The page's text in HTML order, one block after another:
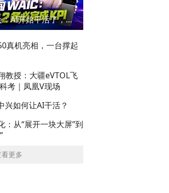
世界人工智能大会：AI开始干活了，但到底干的怎么样？萌新闯WAIC
真机亮相，一台撑起
教授：大疆eVTOL飞
考｜凤凰V现场
兴如何让AI干活？
：从“展开一块大屏”到
更多